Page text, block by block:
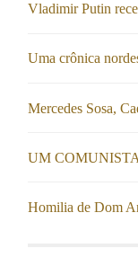
Vladimir Putin
Uma crônica
Mercedes Sosa,
UM COMUNISTA
Homilia de Dom